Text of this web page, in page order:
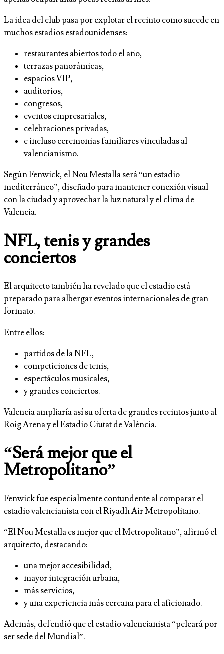
La idea del club pasa por explotar el recinto como sucede en
muchos estadios estadounidenses:
restaurantes abiertos todo el año,
terrazas panorámicas,
espacios VIP,
auditorios,
congresos,
eventos empresariales,
celebraciones privadas,
e incluso ceremonias familiares vinculadas al
valencianismo.
Según Fenwick, el Nou Mestalla será “un estadio
mediterráneo”, diseñado para mantener conexión visual
con la ciudad y aprovechar la luz natural y el clima de
Valencia.
NFL, tenis y grandes
conciertos
El arquitecto también ha revelado que el estadio está
preparado para albergar eventos internacionales de gran
formato.
Entre ellos:
partidos de la NFL,
competiciones de tenis,
espectáculos musicales,
y grandes conciertos.
Valencia ampliaría así su oferta de grandes recintos junto al
Roig Arena y el Estadio Ciutat de València.
“Será mejor que el
Metropolitano”
Fenwick fue especialmente contundente al comparar el
estadio valencianista con el Riyadh Air Metropolitano.
“El Nou Mestalla es mejor que el Metropolitano”, afirmó el
arquitecto, destacando:
una mejor accesibilidad,
mayor integración urbana,
más servicios,
y una experiencia más cercana para el aficionado.
Además, defendió que el estadio valencianista “peleará por
ser sede del Mundial”.